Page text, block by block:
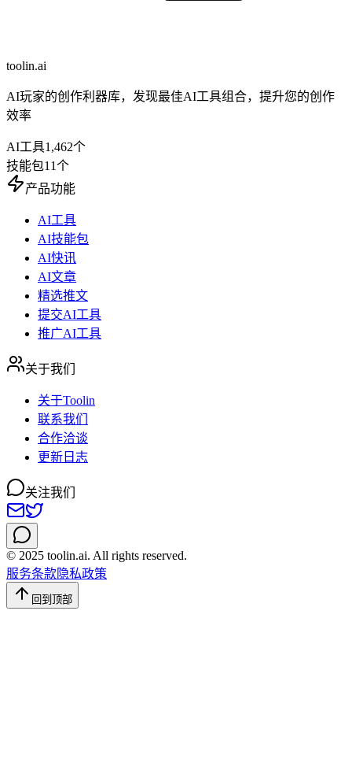
toolin.ai
AI玩家的创作利器库，发现最佳AI工具组合，提升您的创作
效率
AI工具1,462个
技能包11个
产品功能
AI工具
AI技能包
AI快讯
AI文章
精选推文
提交AI工具
推广AI工具
关于我们
关于Toolin
联系我们
合作洽谈
更新日志
关注我们
© 2025 toolin.ai. All rights reserved.
服务条款隐私政策
回到顶部